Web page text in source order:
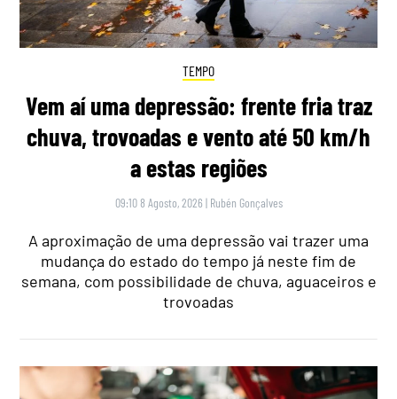
TEMPO
Vem aí uma depressão: frente fria traz
chuva, trovoadas e vento até 50 km/h
a estas regiões
09:10 8 Agosto, 2026 | Rubén Gonçalves
A aproximação de uma depressão vai trazer uma
mudança do estado do tempo já neste fim de
semana, com possibilidade de chuva, aguaceiros e
trovoadas